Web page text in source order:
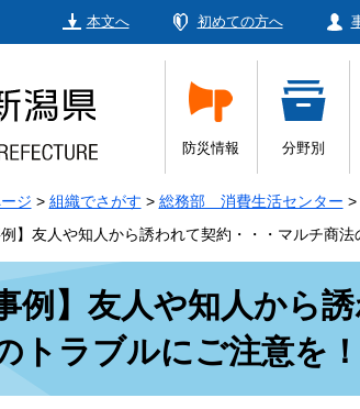
本文へ 初めての方へ
防災情報 分野別
ジ > 組織でさがす > 総務部 消費生活センター >
例】友人や知人から誘われて契約・・・マルチ商法
例】友人や知人から
トラブルにご注意を！